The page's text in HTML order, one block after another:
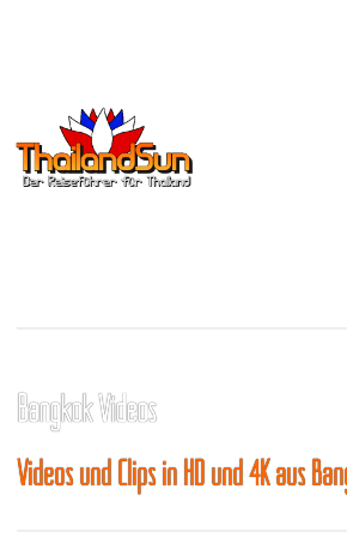
Bangkok Videos
Videos und Clips in HD und 4K aus